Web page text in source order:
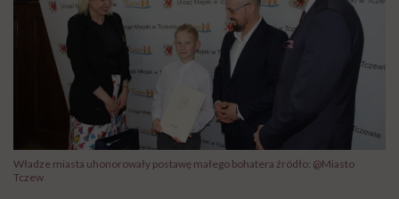
Władze miasta uhonorowały postawę małego bohatera źródło: @Miasto
Tczew